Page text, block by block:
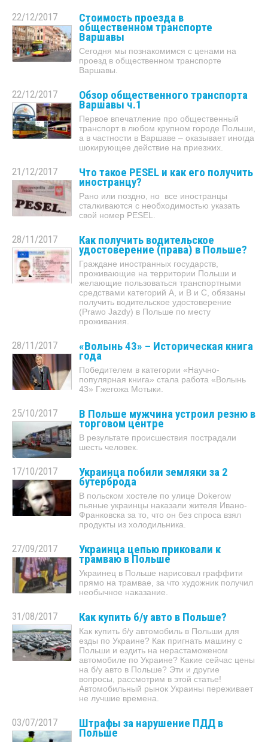
22/12/2017 Стоимость проезда в
общественном транспорте
Варшавы
Сегодня мы познакомимся с ценами на
проезд в общественном транспорте
Варшавы.
22/12/2017 Обзор общественного транспорта
Варшавы ч.1
Первое впечатление про общественный
транспорт в любом крупном городе Польши,
а в частности в Варшаве – оказывает иногда
шокирующее действие на приезжих.
21/12/2017 Что такое PESEL и как его получить
иностранцу?
Рано или поздно, но все иностранцы
сталкиваются с необходимостью указать
свой номер PESEL.
28/11/2017 Как получить водительское
удостоверение (права) в Польше?
Граждане иностранных государств,
проживающие на территории Польши и
желающие пользоваться транспортными
средствами категорий А, и В и С, обязаны
получить водительское удостоверение
(Prawo Jazdy) в Польше по месту
проживания.
28/11/2017 «Волынь 43» – Историческая книга
года
Победителем в категории «Научно-
популярная книга» стала работа «Волынь
43» Гжегожа Мотыки.
25/10/2017 В Польше мужчина устроил резню в
торговом центре
В результате происшествия пострадали
шесть человек.
17/10/2017 Украинца побили земляки за 2
бутерброда
В польском хостеле по улице Dokerow
пьяные украинцы наказали жителя Ивано-
Франковска за то, что он без спроса взял
продукты из холодильника.
27/09/2017 Украинца цепью приковали к
трамваю в Польше
Украинец в Польше нарисовал граффити
прямо на трамвае, за что художник получил
необычное наказание.
31/08/2017 Как купить б/у авто в Польше?
Как купить б/у автомобиль в Польши для
езды по Украине? Как пригнать машину с
Польши и ездить на нерастаможеном
автомобиле по Украине? Какие сейчас цены
на б/у авто в Польше? Эти и другие
вопросы, рассмотрим в этой статье!
Автомобильный рынок Украины переживает
не лучшие времена.
03/07/2017 Штрафы за нарушение ПДД в
Польше